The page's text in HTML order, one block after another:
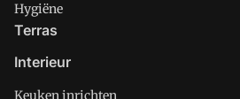
Hygiëne
Terras
Interieur
Keuken inrichten